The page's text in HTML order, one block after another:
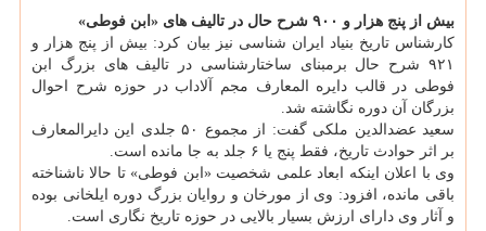
بیش از پنج هزار و ۹۰۰ شرح حال در تالیف های «ابن فوطی»
کارشناس تاریخ بنیاد ایران شناسی نیز بیان کرد: بیش از پنج هزار و
۹۲۱ شرح حال برمبنای ساختارشناسی در تالیف های بزرگ ابن
فوطی در قالب دایره المعارف مجم آلاداب در حوزه شرح احوال
بزرگان آن دوره نگاشته شد.
سعید عضدالدین ملکی گفت: از مجموع ۵۰ جلدی این دایرالمعارف
بر اثر حوادث تاریخ، فقط پنج یا ۶ جلد به جا مانده است.
وی با اعلان اینکه ابعاد علمی شخصیت «ابن فوطی» تا حالا ناشناخته
باقی مانده، افزود: وی از مورخان و روایان بزرگ دوره ایلخانی بوده
و آثار وی دارای ارزش بسیار بالایی در حوزه تاریخ نگاری است.